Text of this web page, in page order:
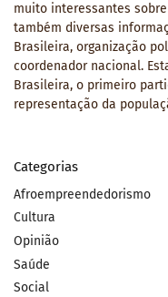
muito interessantes
também diversas
Brasileira, organização
coordenador nacional.
Brasileira, o primeiro
representação da
Categorias
Afroempreendedorismo
Cultura
Opinião
Saúde
Social